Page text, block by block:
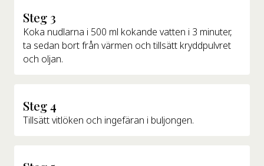
Steg 3
Koka nudlarna i 500 ml kokande vatten i 3 minuter,
ta sedan bort från värmen och tillsätt kryddpulvret
och oljan.
Steg 4
Tillsätt vitlöken och ingefäran i buljongen.